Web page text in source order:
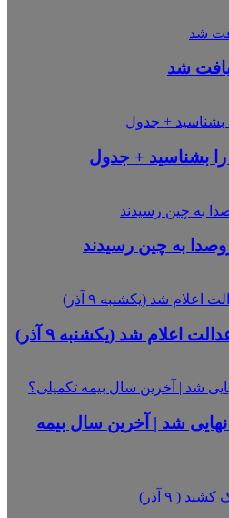
شد
به چین رسیدند
اعلام شد (یکشنبه ۹ آذر)
تومانی نهایی شد | آخرین سال بیمه